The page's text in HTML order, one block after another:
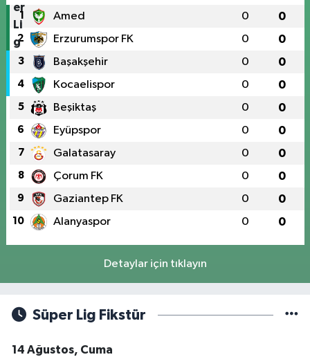
1 Amed 0 0
2 Erzurumspor FK 0 0
3 Başakşehir 0 0
4 Kocaelispor 0 0
5 Beşiktaş 0 0
6 Eyüpspor 0 0
7 Galatasaray 0 0
8 Çorum FK 0 0
9 Gaziantep FK 0 0
10 Alanyaspor 0 0
Detaylar için tıklayın
Süper Lig Fikstür
14 Ağustos, Cuma